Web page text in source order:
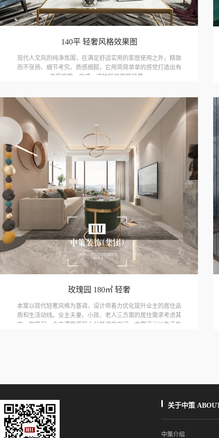
140平 轻奢风格效果图
现代人文风的纯净氛围，在满足舒适实用的家居使用之外，精致
而不张扬、细节考究、质感细腻，它用简简单单的感觉打造出有
温度的家，自成一道独特的靓丽风景。
玫瑰园 180㎡ 轻奢
本案以现代轻奢风格为基调，设计师着力优化提升业主的居住品
质和生活动线。业主夫妻、小孩、老人三方面的居住需求考虑其
中，构筑起一个充满质感又十分舒适的空间。本案设计以生活为
关于中策
中策介绍